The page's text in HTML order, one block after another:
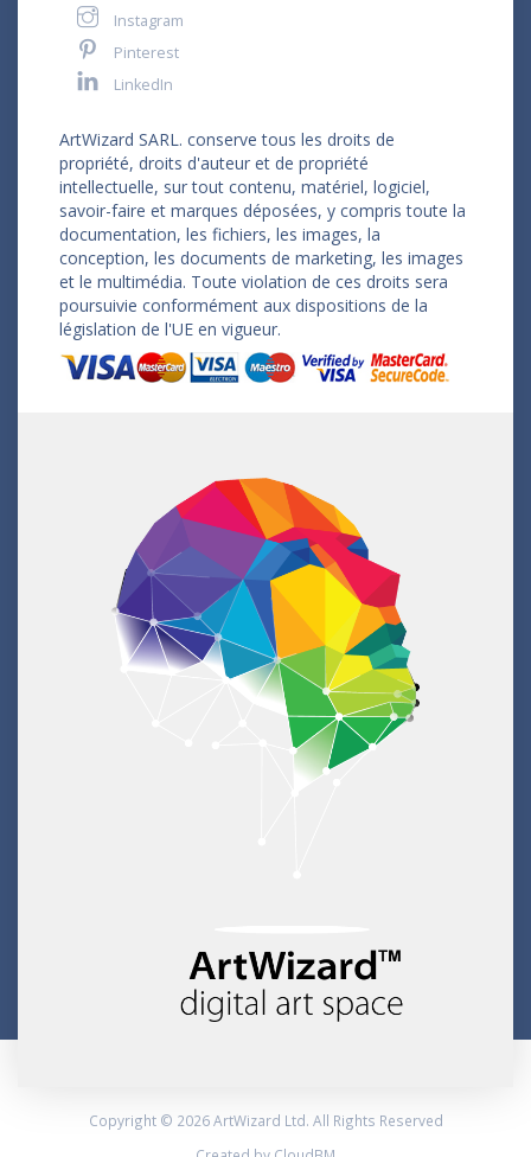
Instagram
Pinterest
LinkedIn
ArtWizard SARL. conserve tous les droits de
propriété, droits d'auteur et de propriété
intellectuelle, sur tout contenu, matériel, logiciel,
savoir-faire et marques déposées, y compris toute la
documentation, les fichiers, les images, la
conception, les documents de marketing, les images
et le multimédia. Toute violation de ces droits sera
poursuivie conformément aux dispositions de la
législation de l'UE en vigueur.
Copyright © 2026 ArtWizard Ltd. All Rights Reserved